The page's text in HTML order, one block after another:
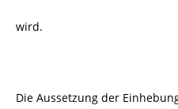
wird.
Die Aussetzung der